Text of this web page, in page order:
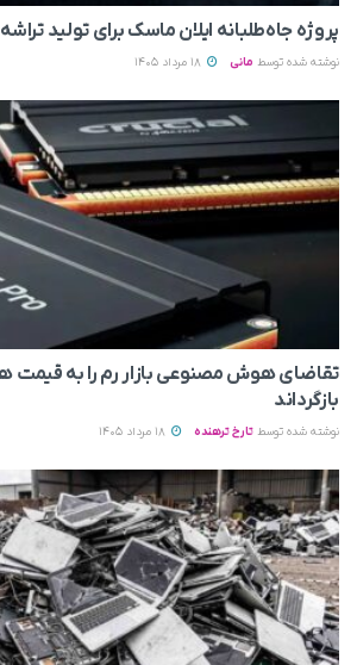
پروژه جاه‌طلبانه ایلان ماسک برای تولید تراشه
نوشته شده توسط مانی
بازگرداند
نوشته شده توسط تارخ ترهنده